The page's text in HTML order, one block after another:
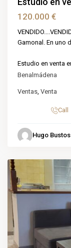
120.000 €
Gamonal. En uno
Estudio en venta
Benalmádena
Ventas, Venta
Call
Hugo Bustos
Benalmádena
Benalmádena,